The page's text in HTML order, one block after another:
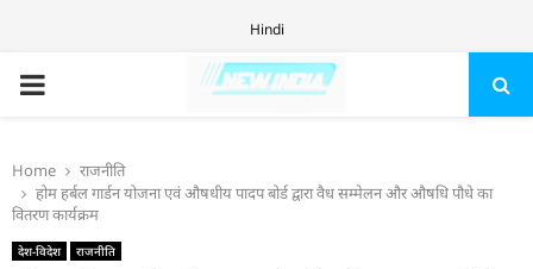
Hindi
PRIMARY
Home
राजनीति
होम हर्बल गार्डन योजना एवं औषधीय पादप बोर्ड द्वारा वैध सम्मेलन और औषधि पौधे का
वितरण कार्यक्रम
देश-विदेश राजनीति